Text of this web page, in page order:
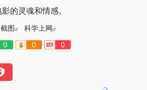
的灵魂和情感。
图
科学上网
0 0 0